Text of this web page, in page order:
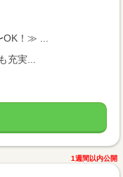
OK！≫ ...
充実...
1週間以内公開